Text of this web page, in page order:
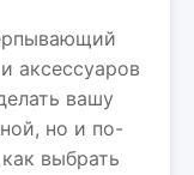
аксессуаров
вашу
но и по-
выбрать